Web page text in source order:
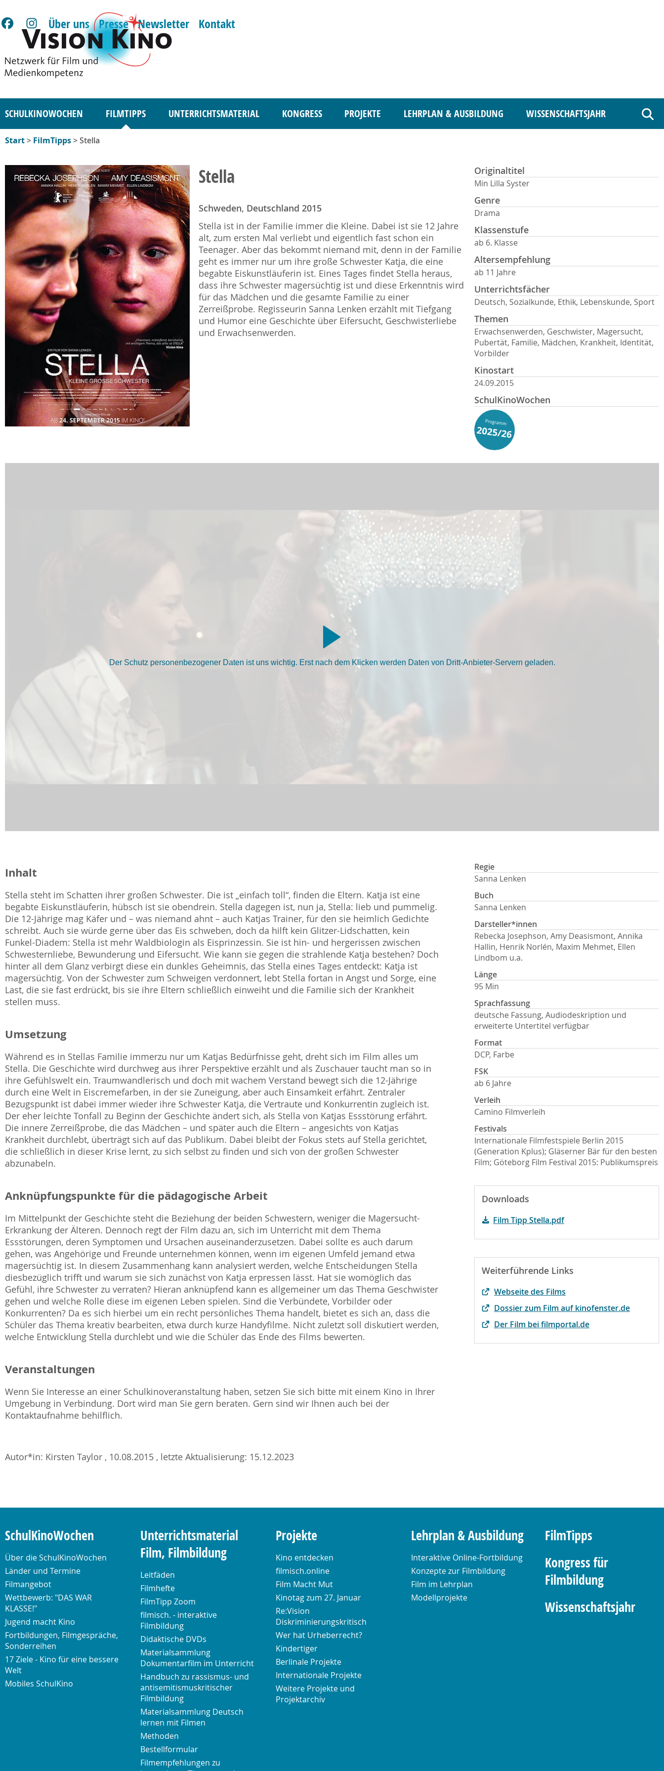
Über uns Presse Newsletter Kontakt
SCHULKINOWOCHEN FILMTIPPS UNTERRICHTSMATERIAL KONGRESS PROJEKTE LEHRPLAN & AUSBILDUNG WISSENSCHAFTSJAHR
Start> FilmTipps> Stella
Stella
Schweden, Deutschland 2015
Stella ist in der Familie immer die Kleine. Dabei ist sie 12 Jahre
alt, zum ersten Mal verliebt und eigentlich fast schon ein
Teenager. Aber das bekommt niemand mit, denn in der Familie
geht es immer nur um ihre große Schwester Katja, die eine
begabte Eiskunstläuferin ist. Eines Tages findet Stella heraus,
dass ihre Schwester magersüchtig ist und diese Erkenntnis wird
für das Mädchen und die gesamte Familie zu einer
Zerreißprobe. Regisseurin Sanna Lenken erzählt mit Tiefgang
und Humor eine Geschichte über Eifersucht, Geschwisterliebe
und Erwachsenwerden.
Originaltitel
Min Lilla Syster
Genre
Drama
Klassenstufe
ab 6. Klasse
Altersempfehlung
ab 11 Jahre
Unterrichtsfächer
Deutsch, Sozialkunde, Ethik, Lebenskunde, Sport
Themen
Erwachsenwerden, Geschwister, Magersucht,
Pubertät, Familie, Mädchen, Krankheit, Identität,
Vorbilder
Kinostart
24.09.2015
SchulKinoWochen
Der Schutz personenbezogener Daten ist uns wichtig. Erst nach dem Klicken werden Daten von Dritt-Anbieter-Servern geladen.
Inhalt
Stella steht im Schatten ihrer großen Schwester. Die ist „einfach toll“, finden die Eltern. Katja ist eine
begabte Eiskunstläuferin, hübsch ist sie obendrein. Stella dagegen ist, nun ja, Stella: lieb und pummelig.
Die 12-Jährige mag Käfer und – was niemand ahnt – auch Katjas Trainer, für den sie heimlich Gedichte
schreibt. Auch sie würde gerne über das Eis schweben, doch da hilft kein Glitzer-Lidschatten, kein
Funkel-Diadem: Stella ist mehr Waldbiologin als Eisprinzessin. Sie ist hin- und hergerissen zwischen
Schwesternliebe, Bewunderung und Eifersucht. Wie kann sie gegen die strahlende Katja bestehen? Doch
hinter all dem Glanz verbirgt diese ein dunkles Geheimnis, das Stella eines Tages entdeckt: Katja ist
magersüchtig. Von der Schwester zum Schweigen verdonnert, lebt Stella fortan in Angst und Sorge, eine
Last, die sie fast erdrückt, bis sie ihre Eltern schließlich einweiht und die Familie sich der Krankheit
stellen muss.
Umsetzung
Während es in Stellas Familie immerzu nur um Katjas Bedürfnisse geht, dreht sich im Film alles um
Stella. Die Geschichte wird durchweg aus ihrer Perspektive erzählt und als Zuschauer taucht man so in
ihre Gefühlswelt ein. Traumwandlerisch und doch mit wachem Verstand bewegt sich die 12-Jährige
durch eine Welt in Eiscremefarben, in der sie Zuneigung, aber auch Einsamkeit erfährt. Zentraler
Bezugspunkt ist dabei immer wieder ihre Schwester Katja, die Vertraute und Konkurrentin zugleich ist.
Der eher leichte Tonfall zu Beginn der Geschichte ändert sich, als Stella von Katjas Essstörung erfährt.
Die innere Zerreißprobe, die das Mädchen – und später auch die Eltern – angesichts von Katjas
Krankheit durchlebt, überträgt sich auf das Publikum. Dabei bleibt der Fokus stets auf Stella gerichtet,
die schließlich in dieser Krise lernt, zu sich selbst zu finden und sich von der großen Schwester
abzunabeln.
Anknüpfungspunkte für die pädagogische Arbeit
Im Mittelpunkt der Geschichte steht die Beziehung der beiden Schwestern, weniger die Magersucht-
Erkrankung der Älteren. Dennoch regt der Film dazu an, sich im Unterricht mit dem Thema
Essstörungen, deren Symptomen und Ursachen auseinanderzusetzen. Dabei sollte es auch darum
gehen, was Angehörige und Freunde unternehmen können, wenn im eigenen Umfeld jemand etwa
magersüchtig ist. In diesem Zusammenhang kann analysiert werden, welche Entscheidungen Stella
diesbezüglich trifft und warum sie sich zunächst von Katja erpressen lässt. Hat sie womöglich das
Gefühl, ihre Schwester zu verraten? Hieran anknüpfend kann es allgemeiner um das Thema Geschwister
gehen und welche Rolle diese im eigenen Leben spielen. Sind die Verbündete, Vorbilder oder
Konkurrenten? Da es sich hierbei um ein recht persönliches Thema handelt, bietet es sich an, dass die
Schüler das Thema kreativ bearbeiten, etwa durch kurze Handyfilme. Nicht zuletzt soll diskutiert werden,
welche Entwicklung Stella durchlebt und wie die Schüler das Ende des Films bewerten.
Veranstaltungen
Wenn Sie Interesse an einer Schulkinoveranstaltung haben, setzen Sie sich bitte mit einem Kino in Ihrer
Umgebung in Verbindung. Dort wird man Sie gern beraten. Gern sind wir Ihnen auch bei der
Kontaktaufnahme behilflich.
Autor*in: Kirsten Taylor , 10.08.2015 , letzte Aktualisierung: 15.12.2023
Regie
Sanna Lenken
Buch
Sanna Lenken
Darsteller*innen
Rebecka Josephson, Amy Deasismont, Annika
Hallin, Henrik Norlén, Maxim Mehmet, Ellen
Lindbom u.a.
Länge
95 Min
Sprachfassung
deutsche Fassung, Audiodeskription und
erweiterte Untertitel verfügbar
Format
DCP, Farbe
FSK
ab 6 Jahre
Verleih
Camino Filmverleih
Festivals
Internationale Filmfestspiele Berlin 2015
(Generation Kplus); Gläserner Bär für den besten
Film; Göteborg Film Festival 2015: Publikumspreis
Downloads
Film Tipp Stella.pdf
Weiterführende Links
Webseite des Films
Dossier zum Film auf kinofenster.de
Der Film bei filmportal.de
SchulKinoWochen
Über die SchulKinoWochen
Länder und Termine
Filmangebot
Wettbewerb: "DAS WAR
KLASSE!"
Jugend macht Kino
Fortbildungen, Filmgespräche,
Sonderreihen
17 Ziele - Kino für eine bessere
Welt
Mobiles SchulKino
Unterrichtsmaterial
Film, Filmbildung
Leitfäden
Filmhefte
FilmTipp Zoom
filmisch. - interaktive
Filmbildung
Didaktische DVDs
Materialsammlung
Dokumentarfilm im Unterricht
Handbuch zu rassismus- und
antisemitismuskritischer
Filmbildung
Materialsammlung Deutsch
lernen mit Filmen
Methoden
Bestellformular
Filmempfehlungen zu
Projekte
Kino entdecken
filmisch.online
Film Macht Mut
Kinotag zum 27. Januar
Re:Vision
Diskriminierungskritisch
Wer hat Urheberrecht?
Kindertiger
Berlinale Projekte
Internationale Projekte
Weitere Projekte und
Projektarchiv
Lehrplan & Ausbildung
Interaktive Online-Fortbildung
Konzepte zur Filmbildung
Film im Lehrplan
Modellprojekte
FilmTipps
Kongress für
Filmbildung
Wissenschaftsjahr